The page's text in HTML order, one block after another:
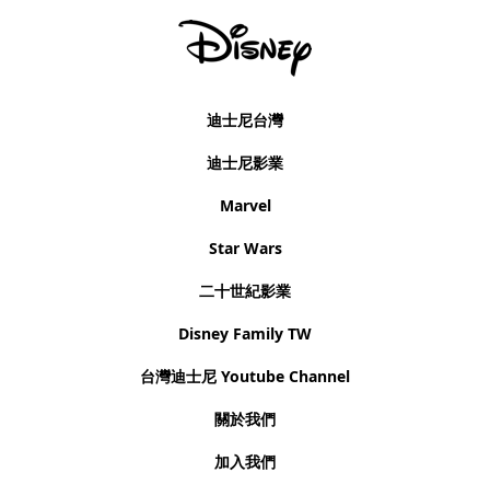
迪士尼台灣
迪士尼影業
Marvel
Star Wars
二十世紀影業
Disney Family TW
台灣迪士尼 Youtube Channel
關於我們
加入我們